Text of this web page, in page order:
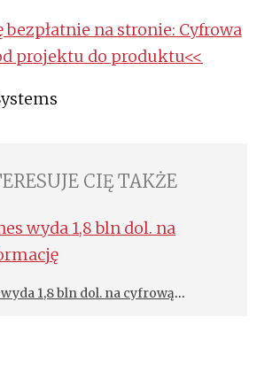
bezpłatnie na stronie: Cyfrowa
projektu do produktu<<
CIĘ TAKŻE
1,8 bln dol. na cyfrową